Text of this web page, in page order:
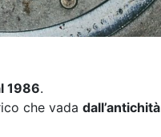
1986.
che vada